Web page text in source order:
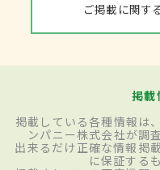
ご掲載に関す
掲載
掲載している各種情報は
ンパニー株式会社が調
出来るだけ正確な情報掲
に保証する